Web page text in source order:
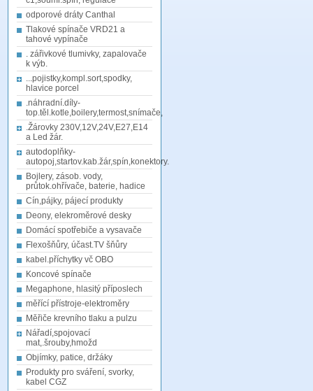
odporové dráty Canthal
Tlakové spínače VRD21 a
tahové vypínače
. zářivkové tlumivky, zapalovače
k výb.
...pojistky,kompl.sort,spodky,
hlavice porcel
.náhradní.díly-
top.těl.kotle,boilery,termost,snímače,
.Žárovky 230V,12V,24V,E27,E14
a Led žár.
autodoplňky-
autopoj,startov.kab.žár,spín,konektory.
Bojlery, zásob. vody,
průtok.ohřívače, baterie, hadice
Cín,pájky, pájecí produkty
Deony, elekroměrové desky
Domácí spotřebiče a vysavače
Flexošňůry, účast.TV šňůry
kabel.příchytky vč OBO
Koncové spínače
Megaphone, hlasitý příposlech
měřící přístroje-elektroměry
Měřiče krevního tlaku a pulzu
Nářadí,spojovací
mat,.šrouby,hmožd
Objímky, patice, držáky
Produkty pro sváření, svorky,
kabel CGZ